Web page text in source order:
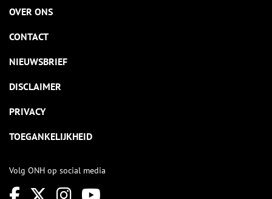
OVER ONS
CONTACT
NIEUWSBRIEF
DISCLAIMER
PRIVACY
TOEGANKELIJKHEID
Volg ONH op social media